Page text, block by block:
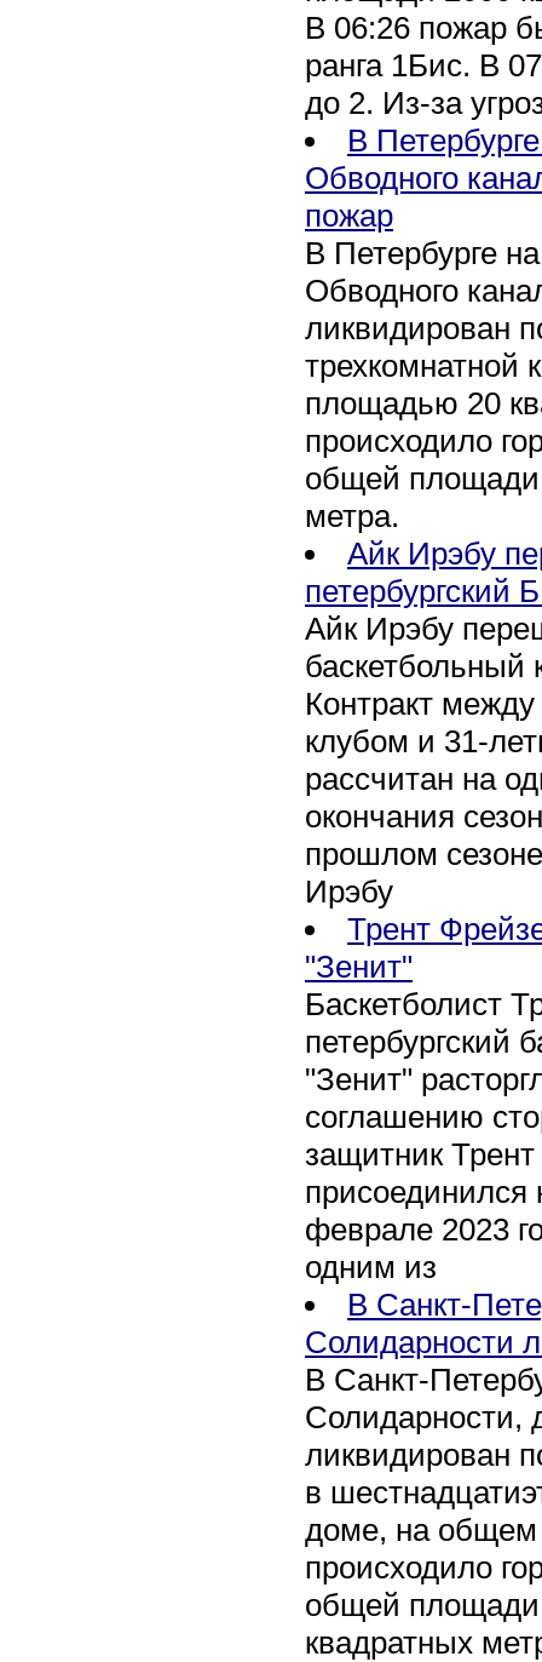
В 06:26 пожар
ранга 1Бис. В
до 2. Из-за
В
Обводного
пожар
В Петербурге
Обводного
ликвидирован
трехкомнатной
площадью 20
происходило
общей площади
метра.
Айк Ирэбу
петербургский
Айк Ирэбу
баскетбольный
Контракт между
клубом и 31-
рассчитан на
окончания
прошлом
Ирэбу
Трент
"Зенит"
Баскетболист
петербургский
"Зенит"
соглашению
защитник
присоединился
феврале 2023
одним из
В Санкт-
Солидарности
В Санкт-
Солидарности,
ликвидирован
в
доме, на общем
происходило
общей площади
квадратных